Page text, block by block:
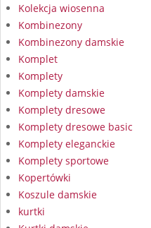
Kolekcja wiosenna
Kombinezony
Kombinezony damskie
Komplet
Komplety
Komplety damskie
Komplety dresowe
Komplety dresowe basic
Komplety eleganckie
Komplety sportowe
Kopertówki
Koszule damskie
kurtki